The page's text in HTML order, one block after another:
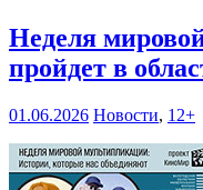
Неделя
пройдет в
01.06.2026 Новости, 12+